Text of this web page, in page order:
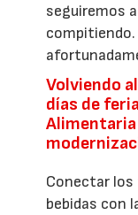
seguiremos
Volviendo
días de
Alimentaria
Conectar
bebidas con